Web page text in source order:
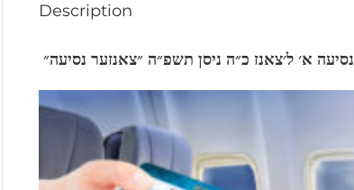
Description
נסיעה א׳ ל׳צאנז כ״ה ניסן תשפ״ה ״צאנזער נסיעה״